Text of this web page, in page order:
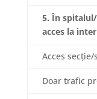
5. În
acces la
Acces
Doar trafic